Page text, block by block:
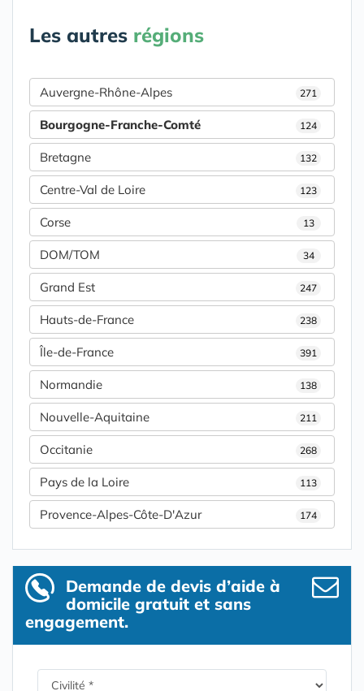
Les autres régions
Auvergne-Rhône-Alpes 271
Bourgogne-Franche-Comté 124
Bretagne 132
Centre-Val de Loire 123
Corse 13
DOM/TOM 34
Grand Est 247
Hauts-de-France 238
Île-de-France 391
Normandie 138
Nouvelle-Aquitaine 211
Occitanie 268
Pays de la Loire 113
Provence-Alpes-Côte-D'Azur 174
Demande de devis d’aide à
domicile gratuit et sans
engagement.